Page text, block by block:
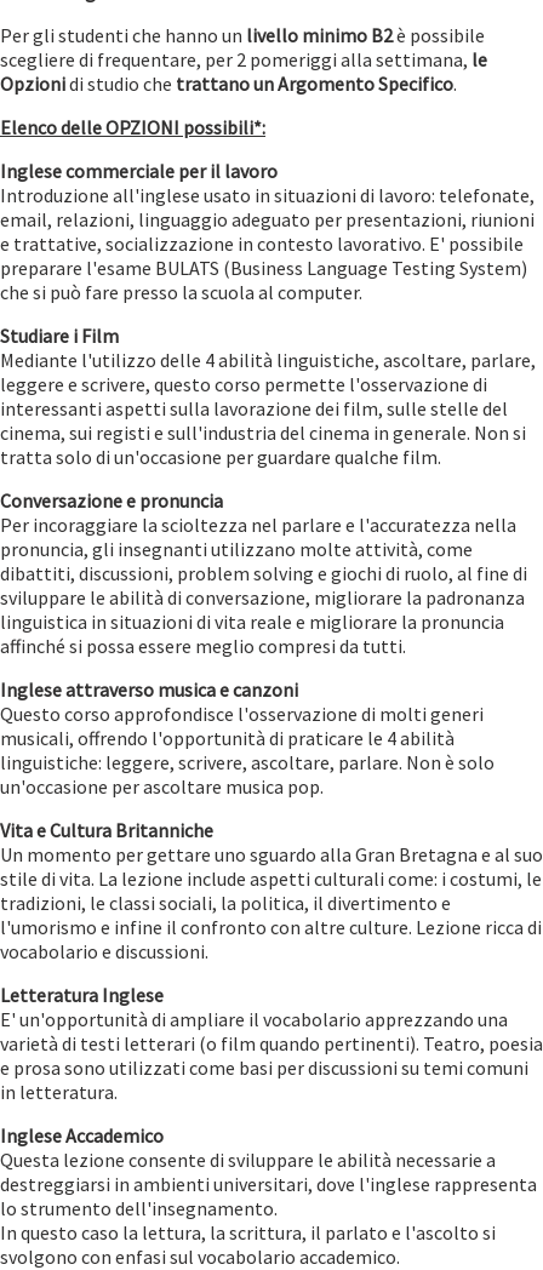
Per gli studenti che hanno un livello minimo B2è possibile
scegliere di frequentare, per 2 pomeriggi alla settimana, le
Opzionidi studio che trattano un Argomento Specifico.
Elenco delle OPZIONI possibili*:
Inglese commerciale per il lavoro
Introduzione all'inglese usato in situazioni di lavoro: telefonate,
email, relazioni, linguaggio adeguato per presentazioni, riunioni
e trattative, socializzazione in contesto lavorativo. E' possibile
preparare l'esame BULATS (Business Language Testing System)
che si può fare presso la scuola al computer.
Studiare i Film
Mediante l'utilizzo delle 4 abilità linguistiche, ascoltare, parlare,
leggere e scrivere, questo corso permette l'osservazione di
interessanti aspetti sulla lavorazione dei film, sulle stelle del
cinema, sui registi e sull'industria del cinema in generale. Non si
tratta solo di un'occasione per guardare qualche film.
Conversazione e pronuncia
Per incoraggiare la scioltezza nel parlare e l'accuratezza nella
pronuncia, gli insegnanti utilizzano molte attività, come
dibattiti, discussioni, problem solving e giochi di ruolo, al fine di
sviluppare le abilità di conversazione, migliorare la padronanza
linguistica in situazioni di vita reale e migliorare la pronuncia
affinché si possa essere meglio compresi da tutti.
Inglese attraverso musica e canzoni
Questo corso approfondisce l'osservazione di molti generi
musicali, offrendo l'opportunità di praticare le 4 abilità
linguistiche: leggere, scrivere, ascoltare, parlare. Non è solo
un'occasione per ascoltare musica pop.
Vita e Cultura Britanniche
Un momento per gettare uno sguardo alla Gran Bretagna e al suo
stile di vita. La lezione include aspetti culturali come: i costumi, le
tradizioni, le classi sociali, la politica, il divertimento e
l'umorismo e infine il confronto con altre culture. Lezione ricca di
vocabolario e discussioni.
Letteratura Inglese
E' un'opportunità di ampliare il vocabolario apprezzando una
varietà di testi letterari (o film quando pertinenti). Teatro, poesia
e prosa sono utilizzati come basi per discussioni su temi comuni
in letteratura.
Inglese Accademico
Questa lezione consente di sviluppare le abilità necessarie a
destreggiarsi in ambienti universitari, dove l'inglese rappresenta
lo strumento dell'insegnamento.
In questo caso la lettura, la scrittura, il parlato e l'ascolto si
svolgono con enfasi sul vocabolario accademico.